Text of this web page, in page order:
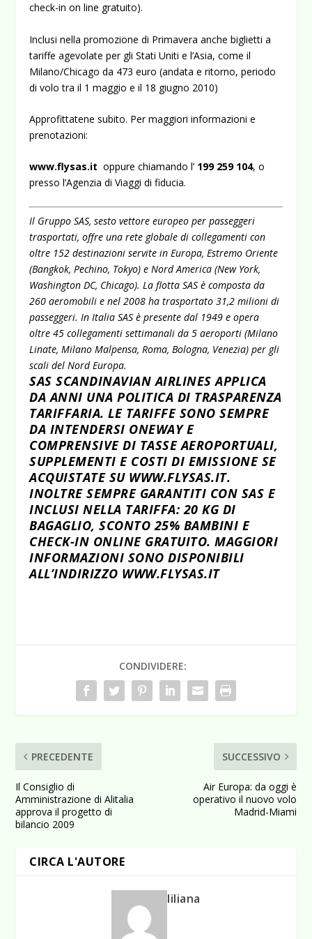
check-in on line gratuito).
Inclusi nella promozione di Primavera anche biglietti a
tariffe agevolate per gli Stati Uniti e l’Asia, come il
Milano/Chicago da 473 euro (andata e ritorno, periodo
di volo tra il 1 maggio e il 18 giugno 2010)
Approfittatene subito. Per maggiori informazioni e
prenotazioni:
www.flysas.it oppure chiamando l’ 199 259 104, o
presso l’Agenzia di Viaggi di fiducia.
Il Gruppo SAS, sesto vettore europeo per passeggeri
trasportati, offre una rete globale di collegamenti con
oltre 152 destinazioni servite in Europa, Estremo Oriente
(Bangkok, Pechino, Tokyo) e Nord America (New York,
Washington DC, Chicago). La flotta SAS è composta da
260 aeromobili e nel 2008 ha trasportato 31,2 milioni di
passeggeri. In Italia SAS è presente dal 1949 e opera
oltre 45 collegamenti settimanali da 5 aeroporti (Milano
Linate, Milano Malpensa, Roma, Bologna, Venezia) per gli
scali del Nord Europa.
SAS SCANDINAVIAN AIRLINES APPLICA
DA ANNI UNA POLITICA DI TRASPARENZA
TARIFFARIA. LE TARIFFE SONO SEMPRE
DA INTENDERSI ONEWAY E
COMPRENSIVE DI TASSE AEROPORTUALI,
SUPPLEMENTI E COSTI DI EMISSIONE SE
ACQUISTATE SU WWW.FLYSAS.IT.
INOLTRE SEMPRE GARANTITI CON SAS E
INCLUSI NELLA TARIFFA: 20 KG DI
BAGAGLIO, SCONTO 25% BAMBINI E
CHECK-IN ONLINE GRATUITO. MAGGIORI
INFORMAZIONI SONO DISPONIBILI
ALL’INDIRIZZO WWW.FLYSAS.IT
CONDIVIDERE:
PRECEDENTE
Il Consiglio di
Amministrazione di Alitalia
approva il progetto di
bilancio 2009
SUCCESSIVO
Air Europa: da oggi è
operativo il nuovo volo
Madrid-Miami
CIRCA L'AUTORE
liliana